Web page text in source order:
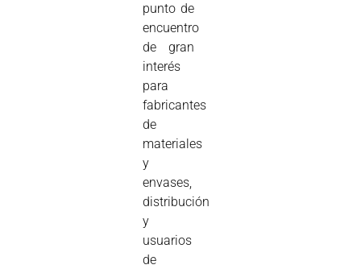
punto de
encuentro
de gran
interés
para
fabricantes
de
materiales
y
envases,
distribución
y
usuarios
de